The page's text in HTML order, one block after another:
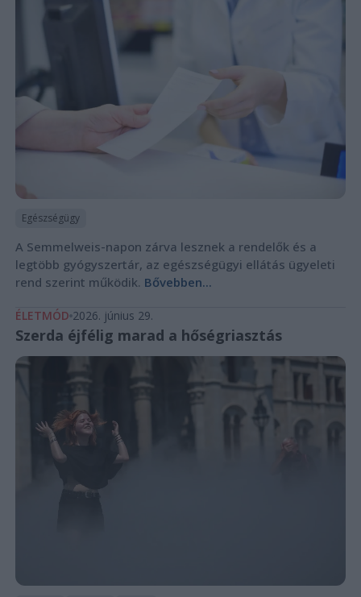
Egészségügy
A Semmelweis-napon zárva lesznek a rendelők és a
legtöbb gyógyszertár, az egészségügyi ellátás ügyeleti
rend szerint működik. Bővebben...
ÉLETMÓD 2026. június 29.
Szerda éjfélig marad a hőségriasztás